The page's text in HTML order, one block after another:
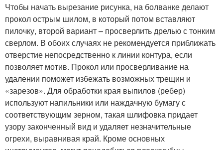
Чтобы начать вырезание рисунка, на болванке делают
прокол острым шилом, в который потом вставляют
пилочку, второй вариант – просверлить дрелью с тонким
сверлом. В обоих случаях не рекомендуется приближать
отверстие непосредственно к линии контура, если
позволяет мотив. Прокол или просверливание на
удалении поможет избежать возможных трещин и
«зарезов». Для обработки края выпилов (ребер)
используют напильники или наждачную бумагу с
соответствующим зерном, такая шлифовка придает
узору законченный вид и удаляет незначительные
огрехи, выравнивая край. Кроме основных